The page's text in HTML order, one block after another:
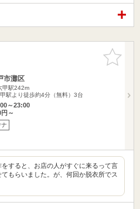
お気に入
りに追加
市灘区
甲駅242m
駅より徒歩約4分（無料）3台
～23:00
～
すると、お店の人がすぐに来るって言
もらいました。が、何回か脱衣所でス